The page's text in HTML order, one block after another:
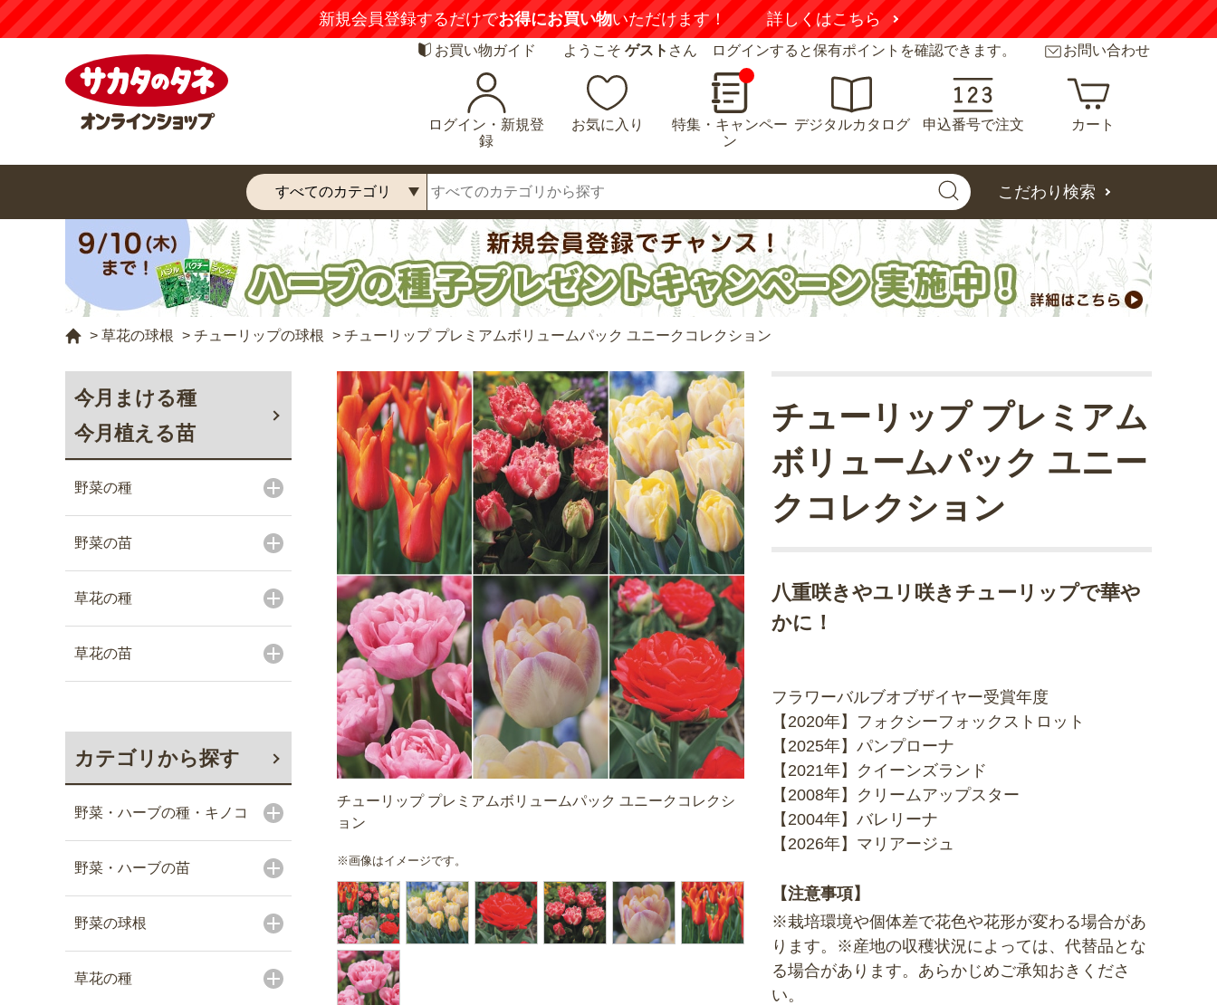
新規会員登録するだけでお得にお買い物いただけます！ 詳しくはこちら
お買い物ガイド ようこそ ゲスト さん ログインすると保有ポイントを確認できます。 お問い合わせ
ログイン・新規登
録
お気に入り
特集・キャンペー
ン
デジタルカタログ 申込番号で注文 カート
こだわり検索
> 草花の球根 > チューリップの球根 > チューリップ プレミアムボリュームパック ユニークコレクション
今月まける種
今月植える苗
野菜の種
野菜の苗
草花の種
草花の苗
カテゴリから探す
野菜・ハーブの種・キノコ
野菜・ハーブの苗
野菜の球根
草花の種
チューリップ プレミアムボリュームパック ユニークコレクシ
ョン
※画像はイメージです。
八重咲きやユリ咲きチューリップで華や
かに！
チューリップ プレミアム
ボリュームパック ユニー
クコレクション
フラワーバルブオブザイヤー受賞年度
【2020年】フォクシーフォックストロット
【2025年】パンプローナ
【2021年】クイーンズランド
【2008年】クリームアップスター
【2004年】バレリーナ
【2026年】マリアージュ
【注意事項】
※栽培環境や個体差で花色や花形が変わる場合があ
ります。※産地の収穫状況によっては、代替品とな
る場合があります。あらかじめご承知おきくださ
い。